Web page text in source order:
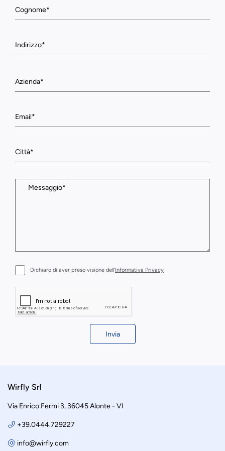
Dichiaro di aver preso visione dell’Informativa Privacy
Invia
Wirfly Srl
Via Enrico Fermi 3, 36045 Alonte - VI
+39.0444.729227
info@wirfly.com